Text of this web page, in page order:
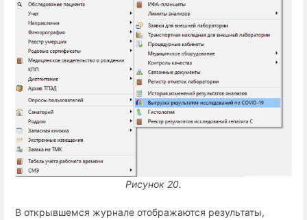
Рисунок 20.
В открывшемся журнале отображаются результаты,